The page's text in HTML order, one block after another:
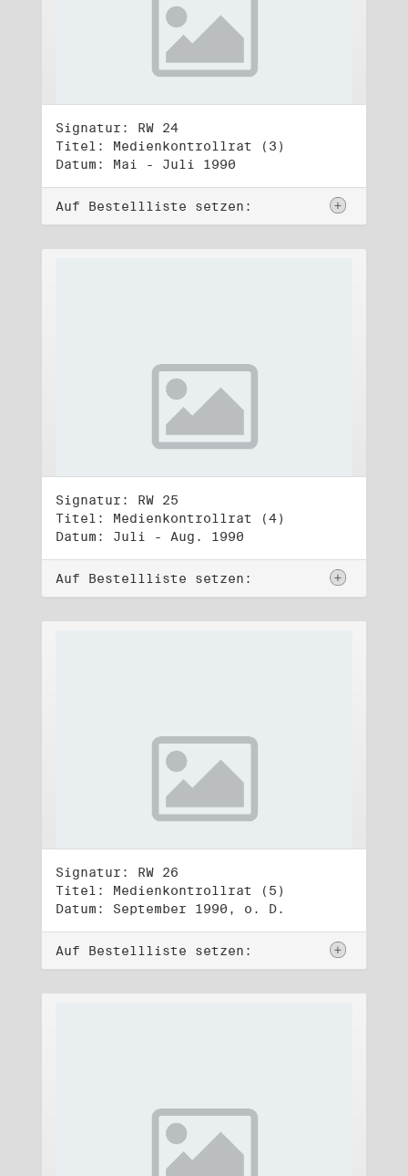
Signatur: RW 24
Titel: Medienkontrollrat (3)
Datum: Mai - Juli 1990
Auf Bestellliste setzen:
Signatur: RW 25
Titel: Medienkontrollrat (4)
Datum: Juli - Aug. 1990
Auf Bestellliste setzen:
Signatur: RW 26
Titel: Medienkontrollrat (5)
Datum: September 1990, o. D.
Auf Bestellliste setzen: